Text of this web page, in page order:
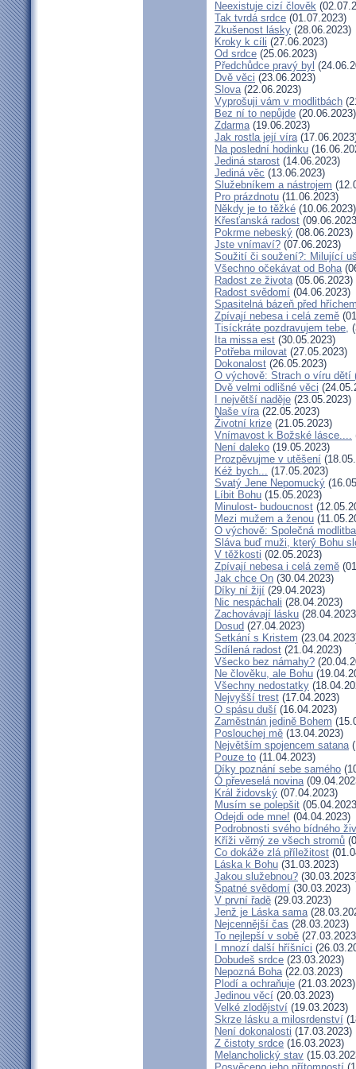
Neexistuje cizí člověk
Tak tvrdá srdce (01.07.2023)
Zkušenost lásky (28.06.2023)
Kroky k cíli (27.06.2023)
Od srdce (25.06.2023)
Předchůdce pravý byl
Dvě věci (23.06.2023)
Slova(22.06.2023)
Vyprošuji vám v modlitbách
Bez ní to nepůjde (20.06.2023)
Zdarma(19.06.2023)
Jak rostla její víra
Na poslední hodinku
Jediná starost (14.06.2023)
Jediná věc (13.06.2023)
Služebníkem a nástrojem
Pro prázdnotu (11.06.2023)
Někdy je to těžké (10.06.2023)
Křesťanská radost
Pokrme nebeský (08.06.2023)
Jste vnímaví? (07.06.2023)
Soužití či soužení?: Milující
Všechno očekávat od Boha
Radost ze života(05.06.2023)
Radost svědomí (04.06.2023)
Spasitelná bázeň před
Zpívají nebesa i celá země
Tisíckráte pozdravujem tebe,
Ita missa est (30.05.2023)
Potřeba milovat (27.05.2023)
Dokonalost (26.05.2023)
O výchově: Strach o víru dětí
Dvě velmi odlišné věci
I největší naděje (23.05.2023)
Naše víra(22.05.2023)
Životní krize (21.05.2023)
Vnímavost k Božské lásce....
Není daleko (19.05.2023)
Prozpěvujme v utěšení
Kéž bych... (17.05.2023)
Svatý Jene Nepomucký
Líbit Bohu (15.05.2023)
Minulost- budoucnost
Mezi mužem a ženou
O výchově: Společná
Sláva buď muži, který Bohu
V těžkosti (02.05.2023)
Zpívají nebesa i celá země
Jak chce On (30.04.2023)
Díky ní žijí (29.04.2023)
Nic nespáchali (28.04.2023)
Zachovávají lásku
Dosud (27.04.2023)
Setkání s Kristem
Sdílená radost (21.04.2023)
Všecko bez námahy?
Ne člověku, ale Bohu
Všechny nedostatky
Nejvyšší trest (17.04.2023)
O spásu duší (16.04.2023)
Zaměstnán jedině Bohem
Poslouchej mě (13.04.2023)
Největším spojencem satana
Pouze to (11.04.2023)
Díky poznání sebe samého
Ó převeselá novina
Král židovský (07.04.2023)
Musím se polepšit
Odejdi ode mne! (04.04.2023)
Podrobnosti svého bídného
Kříži věrný ze všech stromů
Co dokáže zlá příležitost
Láska k Bohu (31.03.2023)
Jakou služebnou?
Špatné svědomí (30.03.2023)
V první řadě (29.03.2023)
Jenž je Láska sama
Nejcennější čas (28.03.2023)
To nejlepší v sobě
I mnozí další hříšníci
Dobudeš srdce (23.03.2023)
Nepozná Boha(22.03.2023)
Plodí a ochraňuje (21.03.2023)
Jedinou věcí (20.03.2023)
Velké zlodějství (19.03.2023)
Skrze lásku a milosrdenství
Není dokonalosti (17.03.2023)
Z čistoty srdce (16.03.2023)
Melancholický stav